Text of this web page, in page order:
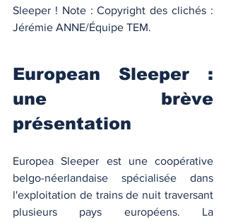
Sleeper ! Note : Copyright des clichés :
Jérémie ANNE/Équipe TEM.
European Sleeper :
une brève
présentation
Europea Sleeper est une coopérative
belgo-néerlandaise spécialisée dans
l'exploitation de trains de nuit traversant
plusieurs pays européens. La